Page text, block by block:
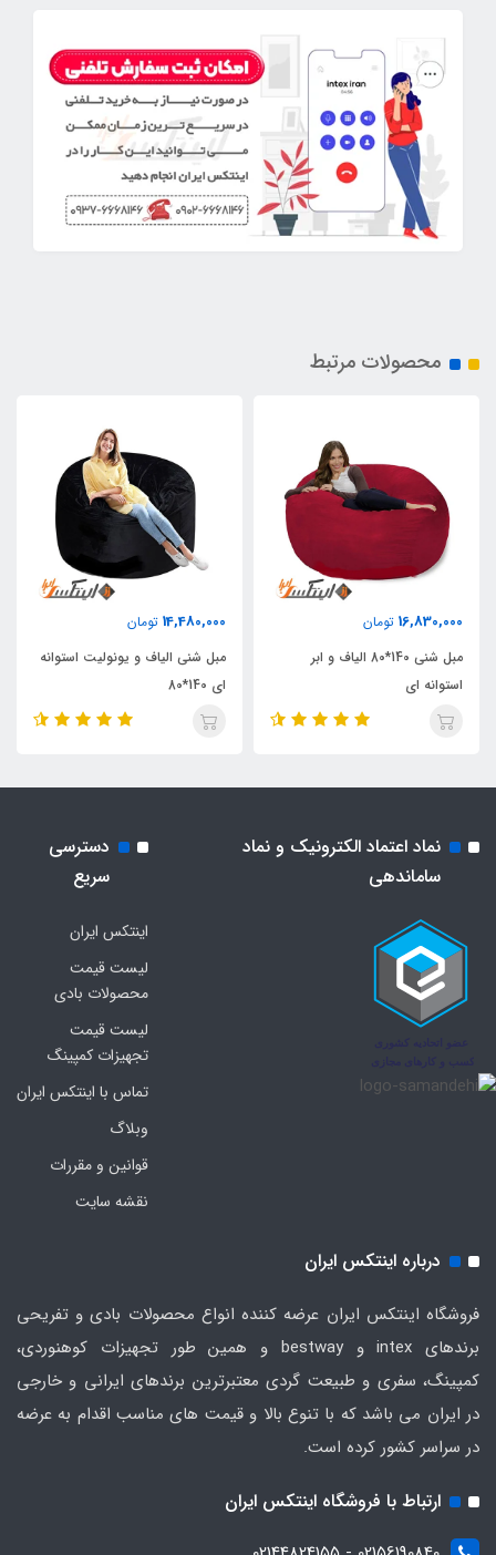
محصولات مرتبط
16,830,000 تومان
مبل شنی 140*80 الیاف و ابر
استوانه ای
14,480,000 تومان
مبل شنی الیاف و یونولیت استوانه
ای 140*80
نماد اعتماد الکترونیک و نماد
ساماندهی
دسترسی
سریع
اینتکس ایران
لیست قیمت
محصولات بادی
لیست قیمت
تجهیزات کمپینگ
تماس با اینتکس ایران
وبلاگ
قوانین و مقررات
نقشه سایت
درباره اینتکس ایران
فروشگاه اینتکس ایران عرضه کننده انواع محصولات بادی و تفریحی
برندهای intex و bestway و همین طور تجهیزات کوهنوردی،
کمپینگ، سفری و طبیعت گردی معتبرترین برندهای ایرانی و خارجی
در ایران می باشد که با تنوع بالا و قیمت های مناسب اقدام به عرضه
در سراسر کشور کرده است.
ارتباط با فروشگاه اینتکس ایران